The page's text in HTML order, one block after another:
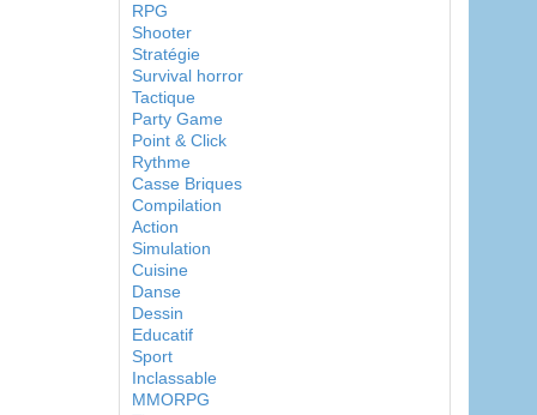
RPG
Shooter
Stratégie
Survival horror
Tactique
Party Game
Point & Click
Rythme
Casse Briques
Compilation
Action
Simulation
Cuisine
Danse
Dessin
Educatif
Sport
Inclassable
MMORPG